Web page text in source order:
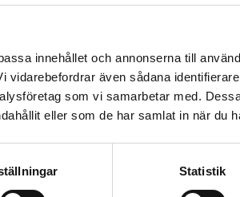
innehållet och annonserna till
även sådana
som vi samarbetar med.
eller som de har samlat in när du
Statistik